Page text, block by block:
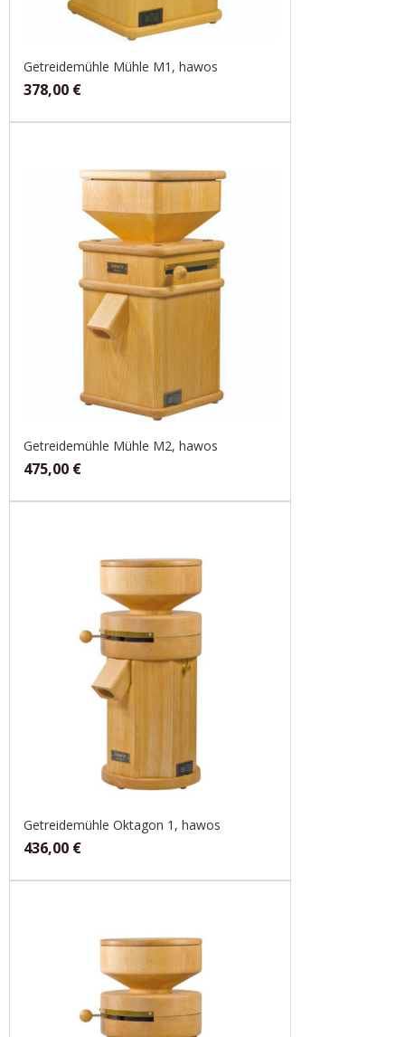
Getreidemühle Mühle M1, hawos
378,00 €
Getreidemühle Mühle M2, hawos
475,00 €
Getreidemühle Oktagon 1, hawos
436,00 €